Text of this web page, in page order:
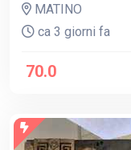
MATINO
ca 3 giorni fa
70.0